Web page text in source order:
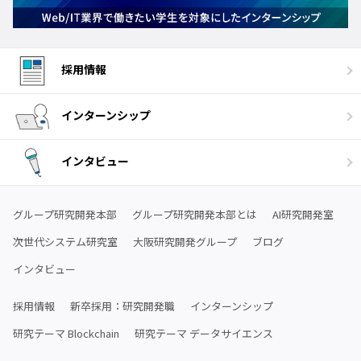
採用情報
インターンシップ
インタビュー
グループ研究開発本部 グループ研究開発本部とは
AI研究開発室
次世代システム研究室
大阪研究開発グループ
ブログ
インタビュー
採用情報 新卒採用：研究開発職
インターンシップ
研究テーマ Blockchain
研究テーマ データサイエンス